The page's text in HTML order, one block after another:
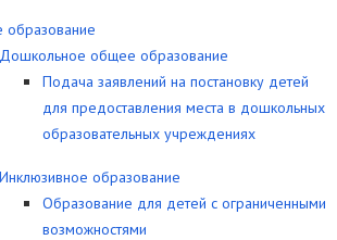
Дошкольное общее образование
Подача заявлений на постановку детей
для предоставления места в дошкольных
образовательных учреждениях
Инклюзивное образование
Образование для детей с ограниченными
возможностями